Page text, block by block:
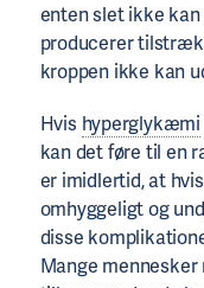
enten slet ikke
producerer
kroppen ikke kan
Hvis hyperglykæmi
kan det føre til en
er imidlertid, at
omhyggeligt og
disse
Mange